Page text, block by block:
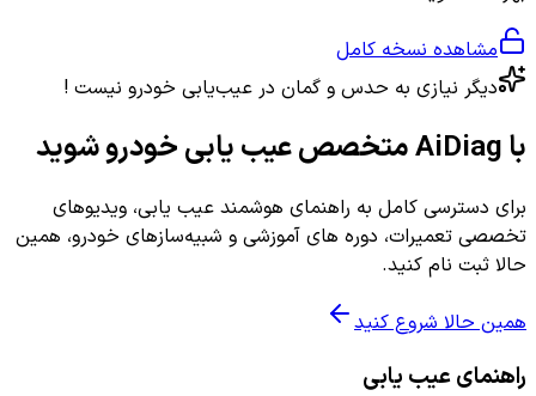
مشاهده نسخه کامل
دیگر نیازی به حدس و گمان در عیب‌یابی خودرو نیست !
با AiDiag متخصص عیب یابی خودرو شوید
برای دسترسی کامل به راهنمای هوشمند عیب یابی، ویدیوهای
تخصصی تعمیرات، دوره های آموزشی و شبیه‌سازهای خودرو، همین
حالا ثبت نام کنید.
همین حالا شروع کنید
راهنمای عیب یابی